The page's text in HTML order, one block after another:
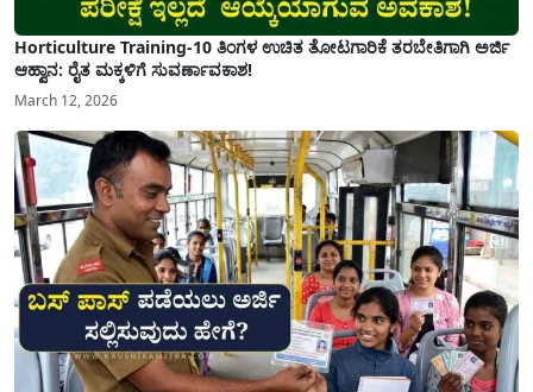
Horticulture Training-10 ತಿಂಗಳ ಉಚಿತ ತೋಟಗಾರಿಕೆ ತರಬೇತಿಗಾಗಿ ಅರ್ಜಿ
ಆಹ್ವಾನ: ರೈತ ಮಕ್ಕಳಿಗೆ ಸುವರ್ಣಾವಕಾಶ!
March 12, 2026